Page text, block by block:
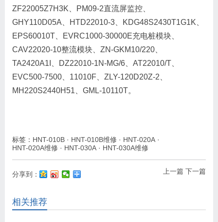
ZF22005Z7H3K、PM09-2直流屏监控、
GHY110D05A、HTD22010-3、KDG48S2430T1G1K、
EPS60010T、EVRC1000-30000E充电桩模块、
CAV22020-10整流模块、ZN-GKM10/220、
TA2420A1I、DZ22010-1N-MG/6、AT22010/T、
EVC500-7500、11010F、ZLY-120D20Z-2、
MH220S2440H51、GML-10110T。
标签： HNT-010B · HNT-010B维修 · HNT-020A ·
HNT-020A维修 · HNT-030A · HNT-030A维修
上一篇 下一篇
分享到：
相关推荐